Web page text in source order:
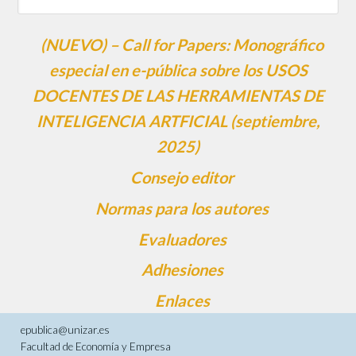
(NUEVO) – Call for Papers: Monográfico
especial en e-pública sobre los USOS
DOCENTES DE LAS HERRAMIENTAS DE
INTELIGENCIA ARTFICIAL (septiembre,
2025)
Consejo editor
Normas para los autores
Evaluadores
Adhesiones
Enlaces
epublica@unizar.es
Facultad de Economía y Empresa